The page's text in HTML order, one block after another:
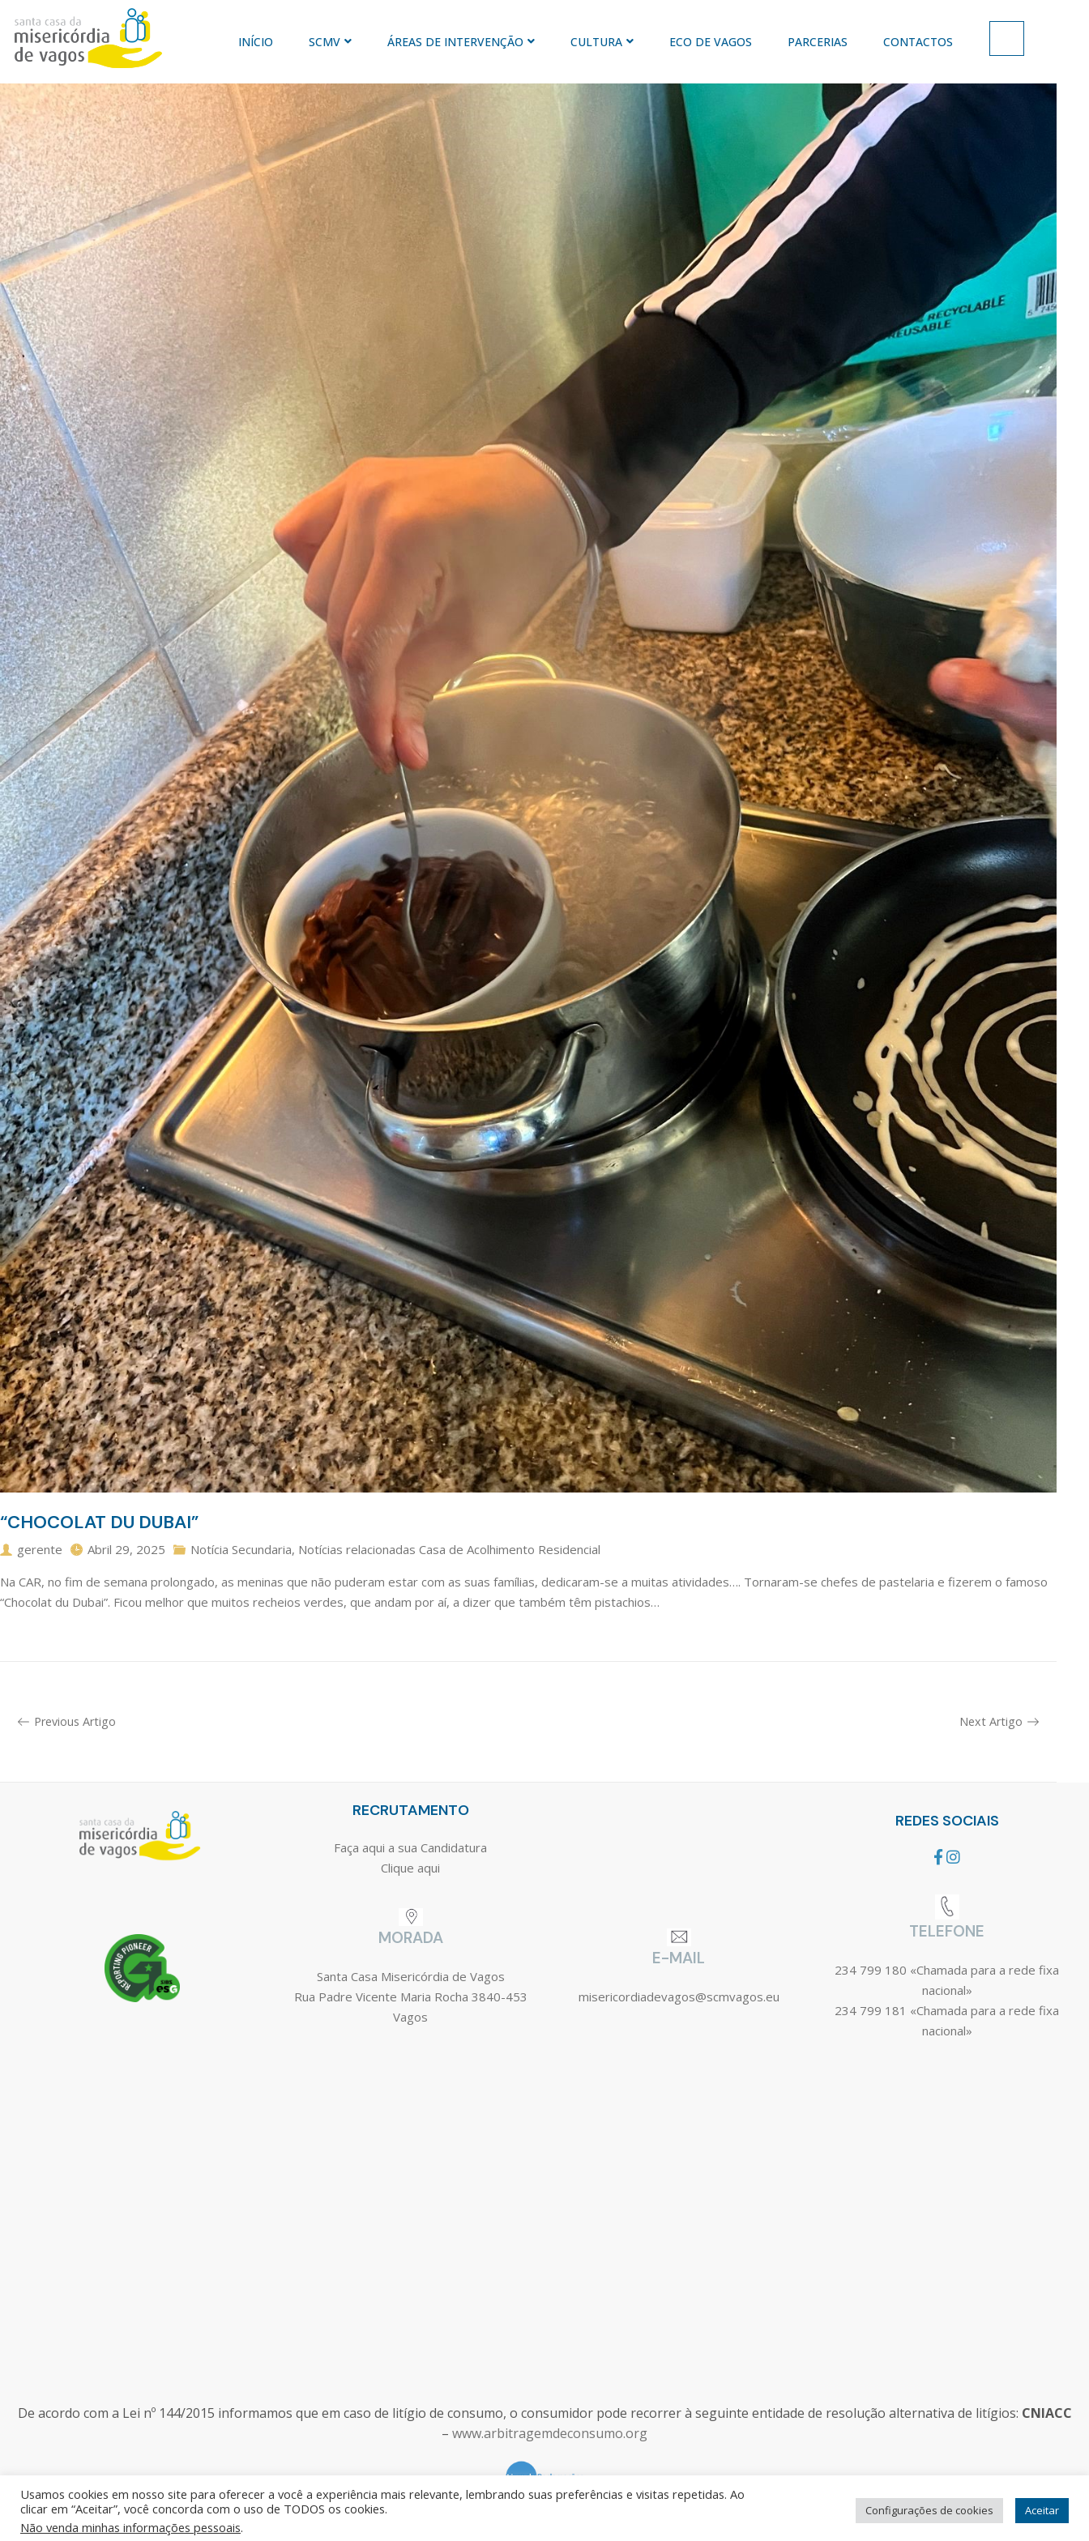
INÍCIO SCMV ÁREAS DE INTERVENÇÃO CULTURA ECO DE VAGOS PARCERIAS CONTACTOS
“CHOCOLAT DU DUBAI”
gerente Abril 29, 2025 Notícia Secundaria, Notícias relacionadas Casa de Acolhimento Residencial
Na CAR, no fim de semana prolongado, as meninas que não puderam estar com as suas famílias, dedicaram-se a muitas atividades…. Tornaram-se chefes de pastelaria e fizerem o famoso
“Chocolat du Dubai”. Ficou melhor que muitos recheios verdes, que andam por aí, a dizer que também têm pistachios…
Previous Artigo Next Artigo
Usamos cookies em nosso site para oferecer a você a experiência mais relevante, lembrando suas preferências e visitas repetidas. Ao
clicar em “Aceitar”, você concorda com o uso de TODOS os cookies.
Não venda minhas informações pessoais.
Configurações de cookies Aceitar
RECRUTAMENTO
Faça aqui a sua Candidatura
Clique aqui
REDES SOCIAIS
MORADA
Santa Casa Misericórdia de Vagos
Rua Padre Vicente Maria Rocha 3840-453
Vagos
E-MAIL
misericordiadevagos@scmvagos.eu
TELEFONE
234 799 180 «Chamada para a rede fixa
nacional»
234 799 181 «Chamada para a rede fixa
nacional»
De acordo com a Lei nº 144/2015 informamos que em caso de litígio de consumo, o consumidor pode recorrer à seguinte entidade de resolução alternativa de litígios: CNIACC
– www.arbitragemdeconsumo.org